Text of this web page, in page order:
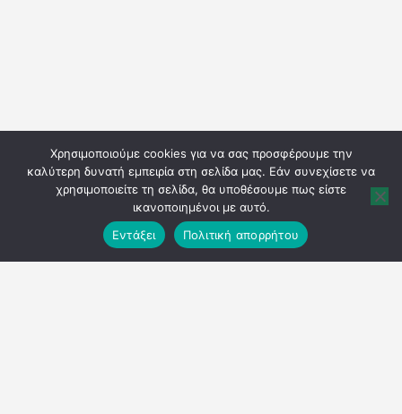
Χρησιμοποιούμε cookies για να σας προσφέρουμε την
καλύτερη δυνατή εμπειρία στη σελίδα μας. Εάν συνεχίσετε να
χρησιμοποιείτε τη σελίδα, θα υποθέσουμε πως είστε
ικανοποιημένοι με αυτό.
Εντάξει
Πολιτική απορρήτου